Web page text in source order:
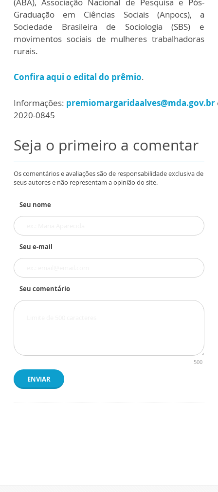
(ABA), Associação Nacional de Pesquisa e Pós-
Graduação em Ciências Sociais (Anpocs), a
Sociedade Brasileira de Sociologia (SBS) e
movimentos sociais de mulheres trabalhadoras
rurais.
Confira aqui o edital do prêmio.
Informações: premiomargaridaalves@mda.gov.br
2020-0845
Seja o primeiro a comentar
Os comentários e avaliações são de responsabilidade exclusiva de
seus autores e não representam a opinião do site.
Seu nome
Seu e-mail
Seu comentário
500
ENVIAR